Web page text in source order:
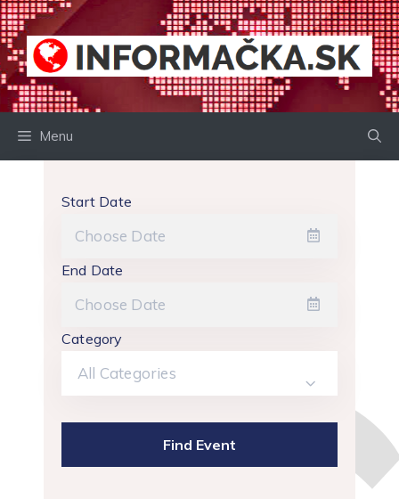
Preskočiť
na
obsah
Menu
Start Date
End Date
Category
All Categories